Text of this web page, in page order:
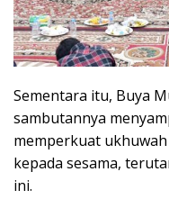
Sementara itu, Buya
sambutannya
memperkuat
kepada sesama,
ini.